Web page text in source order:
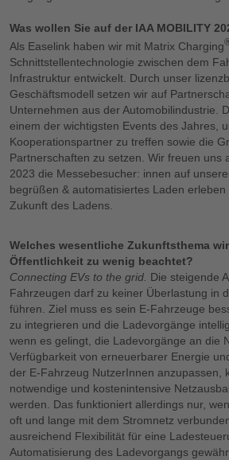
Was wollen Sie auf der IAA MOBILITY
Als Easelink haben wir mit Matrix Charging
Schnittstellentechnologie zwischen dem
Infrastruktur entwickelt. Durch unser
Geschäftsmodell setzen wir auf
Unternehmen aus der Automobilindustrie.
einem der wichtigsten Events des Jahres,
Kooperationspartner zu treffen sowie die
Partnerschaften zu setzen. Wir freuen uns
2023 die Messebesucher: innen auf
begrüßen & automatisiertes Laden
Zukunft des Ladens.
Welches wesentliche Zukunftsthema
Öffentlichkeit zu wenig beachtet?
Connecting EVs to the grid. Die steigende
Fahrzeugen darf zu keiner Überlastung in
führen. Ziel muss es sein E-Fahrzeuge
zu integrieren und die Ladevorgänge
wenn es gelingt, die Ladevorgänge an die
Verfügbarkeit von erneuerbarer Energie
der E-Fahrzeug NutzerInnen anzupassen,
notwendige und kostenintensive
werden. Das funktioniert allerdings nur,
oft und lange mit dem Stromnetz
ausreichend Flexibilität für eine
Automatisierung des Ladevorgangs